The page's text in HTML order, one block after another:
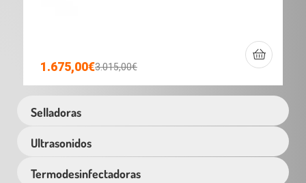
3.015,00€
1.675,00€
Selladoras
Ultrasonidos
Termodesinfectadoras